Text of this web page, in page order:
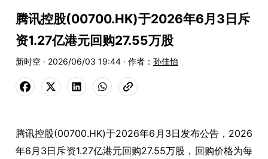
腾讯控股(00700.HK)于2026年6月3日斥
资1.27亿港元回购27.55万股
新时空 · 2026/06/03 19:44 · 作者： 孙佳怡
腾讯控股(00700.HK)于2026年6月3日发布公告，2026
年6月3日斥资1.27亿港元回购27.55万股，回购价格为每